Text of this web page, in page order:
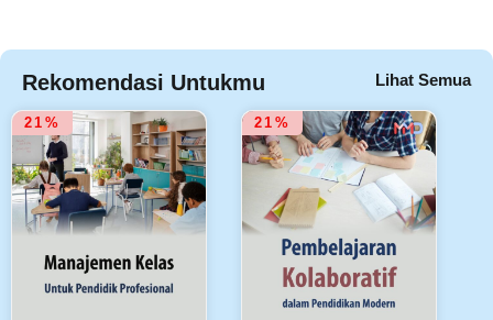
Rekomendasi Untukmu Lihat Semua
21% 21%